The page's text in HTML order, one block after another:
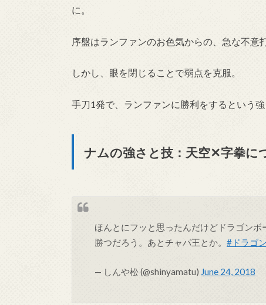
に。
序盤はランファンのお色気からの、急な不意
しかし、眼を閉じることで弱点を克服。
手刀1発で、ランファンに勝利をするという強
ナムの強さと技：天空✕字拳に
ほんとにフッと思ったんだけどドラゴン
勝つだろう。あとチャパ王とか。 #ドラゴ
— しんや松 (@shinyamatu) June 24, 2018